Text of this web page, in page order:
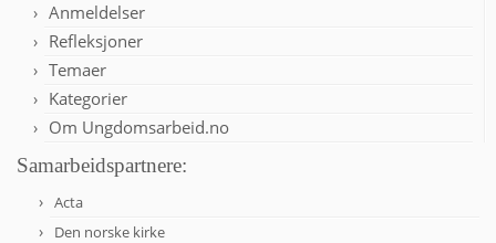
Anmeldelser
Refleksjoner
Temaer
Kategorier
Om Ungdomsarbeid.no
Samarbeidspartnere:
Acta
Den norske kirke